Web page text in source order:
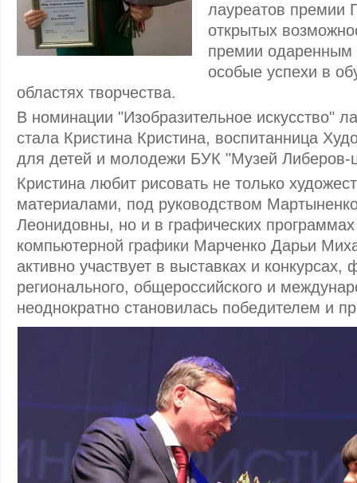
лауреатов премии
открытых
премии
особые успехи в
областях творчества.
В номинации "Изобразительное искусство"
стала Кристина Кристина, воспитанница
для детей и молодежи БУК "Музей Либеров-
Кристина любит рисовать не только
материалами, под руководством
Леонидовны, но и в графических
компьютерной графики Марченко Дарьи
активно участвует в выставках и конкурсах,
регионального, общероссийского и
неоднократно становилась победителем и